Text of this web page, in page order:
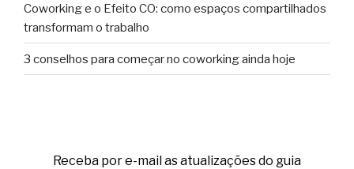
Coworking e o Efeito CO: como espaços compartilhados
transformam o trabalho
3 conselhos para começar no coworking ainda hoje
Receba por e-mail as atualizações do guia